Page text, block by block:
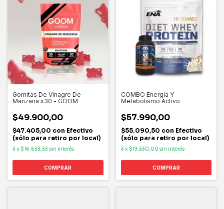
Gomitas De Vinagre De
Manzana x30 - GOOM
$49.900,00
$47.405,00 con Efectivo
(sólo para retiro por local)
3 x $16.633,33 sin interés
COMBO Energía Y
Metabolismo Activo
$57.990,00
$55.090,50 con Efectivo
(sólo para retiro por local)
3 x $19.330,00 sin interés
COMPRAR